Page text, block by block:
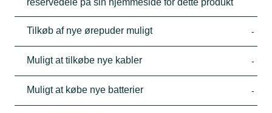
Tilkøb af nye ørepuder muligt -
Muligt at tilkøbe nye kabler -
Muligt at købe nye batterier -